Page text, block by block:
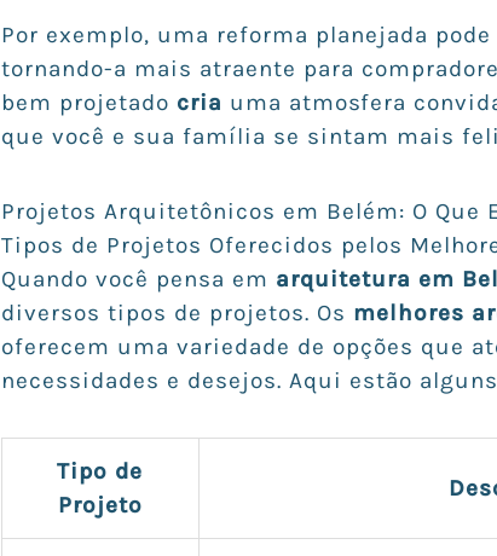
Por exemplo, uma reforma planejada
tornando-a mais atraente para
bem projetado cria uma atmosfera
que você e sua família se sintam mais
Projetos Arquitetônicos em Belém: O Que
Tipos de Projetos Oferecidos pelos
Quando você pensa em arquitetura em
diversos tipos de projetos. Os melhores
oferecem uma variedade de opções que
necessidades e desejos. Aqui estão
Tipo de
Projeto